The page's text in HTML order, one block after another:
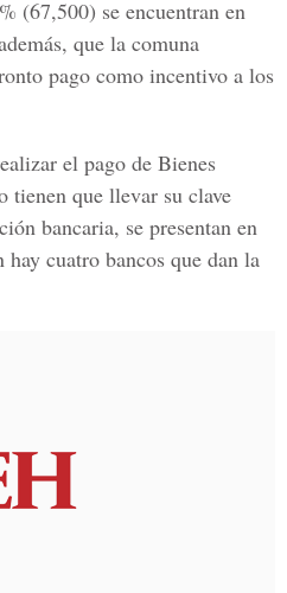
(67,500) se encuentran en
que la comuna
pago como incentivo a los
el pago de Bienes
tienen que llevar su clave
bancaria, se presentan en
cuatro bancos que dan la